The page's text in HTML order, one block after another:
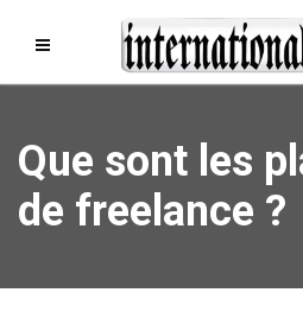
Que sont les
de freelance ?